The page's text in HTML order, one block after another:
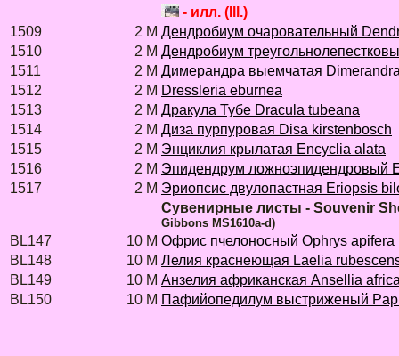
- илл. (Ill.)
1509
2 M Дендробиум очаровательный
1510
2 M Дендробиум
1511
2 M Димерандра выемчатая
1512
2 M Dressleria eburnea
1513
2 M Дракула Тубе Dracula tubeana
1514
2 M Диза пурпуровая Disa kirstenbosch
1515
2 M Энциклия крылатая Encyclia alata
1516
2 M Эпидендрум ложноэпидендровый
1517
2 M Эриопсис двулопастная Eriopsis
Сувенирные листы - Souvenir
Gibbons MS1610a-d)
BL147 10 M Офрис пчелоносный Ophrys apifera
BL148
10 M Лелия краснеющая Laelia
BL149
10 M Анзелия африканская Ansellia
BL150
10 M Пафийопедилум выстриженый